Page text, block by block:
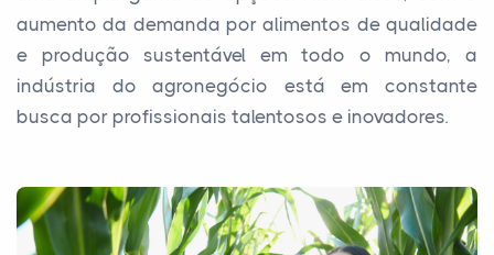
aumento da demanda por alimentos de qualidade
e produção sustentável em todo o mundo, a
indústria do agronegócio está em constante
busca por profissionais talentosos e inovadores.